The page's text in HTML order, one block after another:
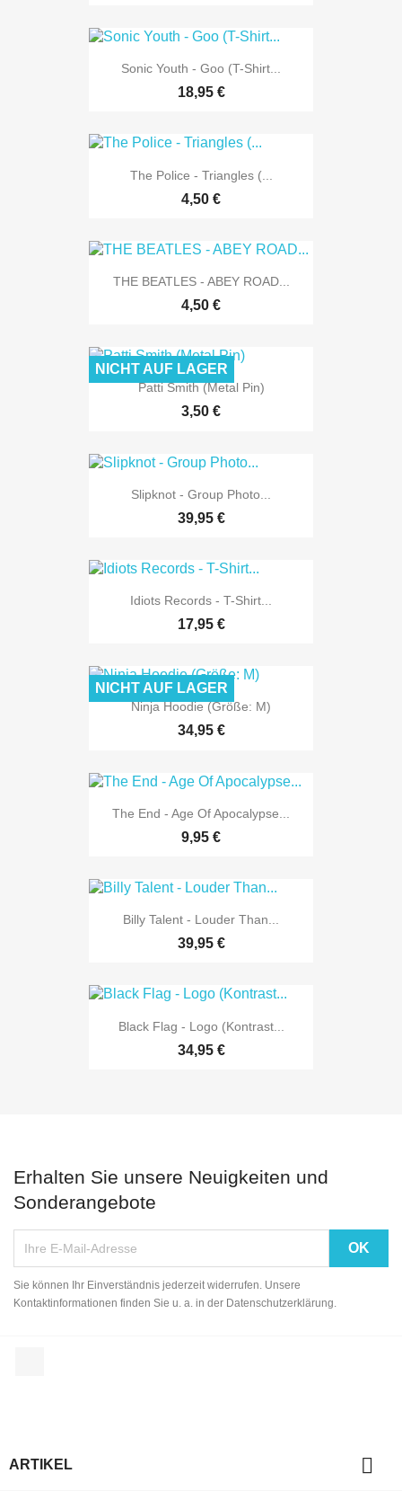
Sonic Youth - Goo (T-Shirt...
18,95 €
The Police - Triangles (...
4,50 €
THE BEATLES - ABEY ROAD...
4,50 €
Patti Smith (Metal Pin)
3,50 €
NICHT AUF LAGER
Slipknot - Group Photo...
39,95 €
Idiots Records - T-Shirt...
17,95 €
Ninja Hoodie (Größe: M)
34,95 €
NICHT AUF LAGER
The End - Age Of Apocalypse...
9,95 €
Billy Talent - Louder Than...
39,95 €
Black Flag - Logo (Kontrast...
34,95 €
Erhalten Sie unsere Neuigkeiten und
Sonderangebote
Sie können Ihr Einverständnis jederzeit widerrufen. Unsere
Kontaktinformationen finden Sie u. a. in der Datenschutzerklärung.
ARTIKEL 